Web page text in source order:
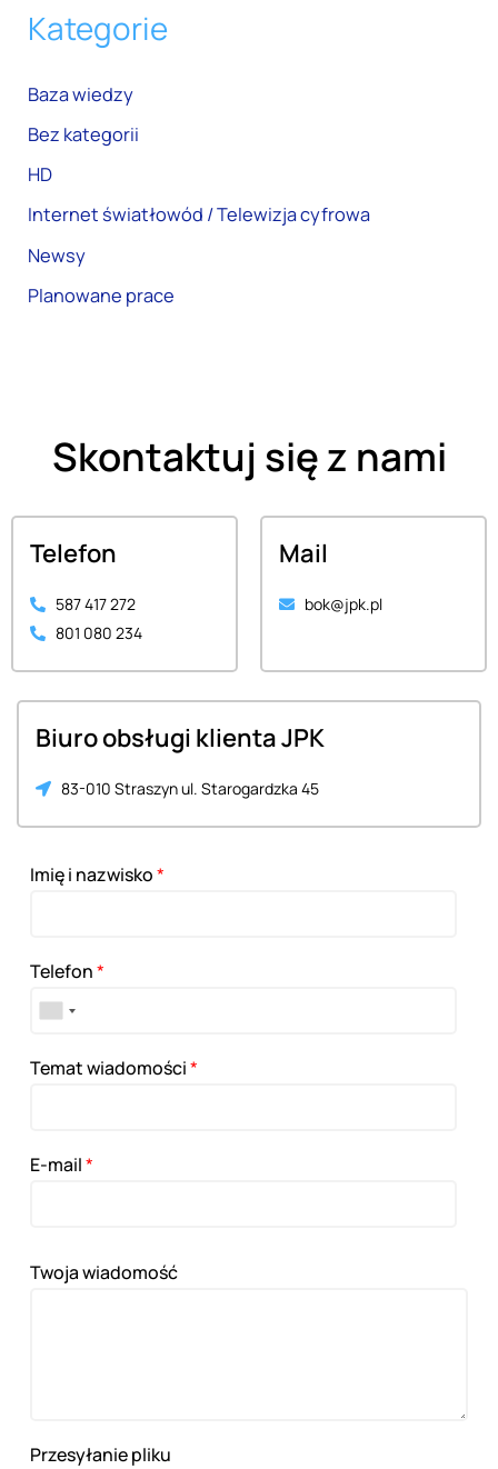
Kategorie
Baza wiedzy
Bez kategorii
HD
Internet światłowód / Telewizja cyfrowa
Newsy
Planowane prace
Skontaktuj się z nami
Telefon
587 417 272
801 080 234
Mail
bok@jpk.pl
Biuro obsługi klienta JPK
83-010 Straszyn ul. Starogardzka 45
Imię i nazwisko*
Telefon*
Temat wiadomości*
E-mail*
Twoja wiadomość
Przesyłanie pliku